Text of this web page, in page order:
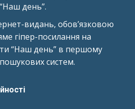
день”.
видань, обов’язковою
гіпер-посилання на
“Наш день” в першому
систем.